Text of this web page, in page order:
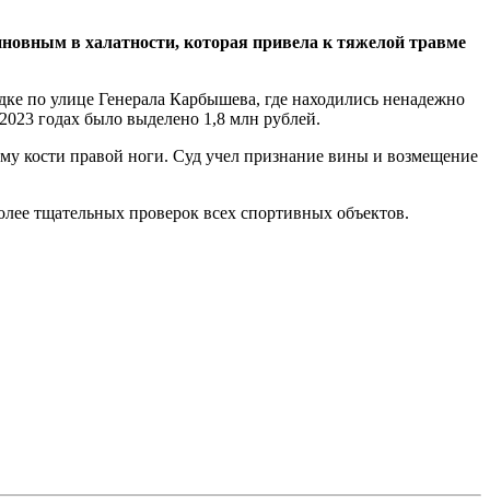
в халатности, которая привела к тяжелой травме
по улице Генерала Карбышева, где находились ненадежно
годах было выделено 1,8 млн рублей.
кости правой ноги. Суд учел признание вины и возмещение
тщательных проверок всех спортивных объектов.